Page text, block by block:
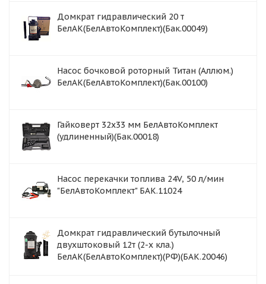
Домкрат гидравлический 20 т
БелАК(БелАвтоКомплект)(Бак.00049)
Насос бочковой роторный Титан (Аллюм.)
БелАК(БелАвтоКомплект)(Бак.00100)
Гайковерт 32x33 мм БелАвтоКомплект
(удлиненный)(Бак.00018)
Насос перекачки топлива 24V, 50 л/мин
"БелАвтоКомплект" БАК.11024
Домкрат гидравлический бутылочный
двухштоковый 12т (2-х кла.)
БелАК(БелАвтоКомплект)(РФ)(БАК.20046)